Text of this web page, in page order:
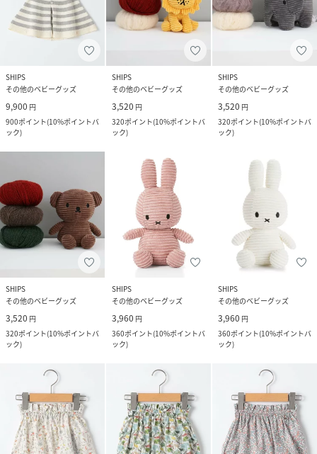
SHIPS
その他のベビーグッズ
9,900 円
900ポイント(10%ポイントバ
ック)
SHIPS
その他のベビーグッズ
3,520 円
320ポイント(10%ポイントバ
ック)
SHIPS
その他のベビーグッズ
3,520 円
320ポイント(10%ポイントバ
ック)
SHIPS
その他のベビーグッズ
3,520 円
320ポイント(10%ポイントバ
ック)
SHIPS
その他のベビーグッズ
3,960 円
360ポイント(10%ポイントバ
ック)
SHIPS
その他のベビーグッズ
3,960 円
360ポイント(10%ポイントバ
ック)